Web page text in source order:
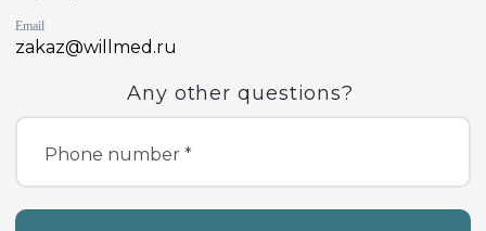
Email
zakaz@willmed.ru
Any other questions?
Phone number *